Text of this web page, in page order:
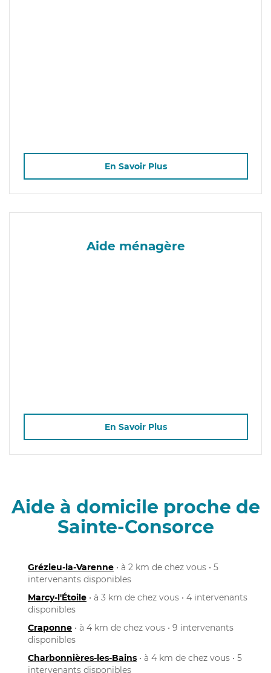
En Savoir Plus
Aide ménagère
En Savoir Plus
Aide à domicile proche de
Sainte-Consorce
Grézieu-la-Varenne • à 2 km de chez vous • 5
intervenants disponibles
Marcy-l'Étoile • à 3 km de chez vous • 4 intervenants
disponibles
Craponne • à 4 km de chez vous • 9 intervenants
disponibles
Charbonnières-les-Bains • à 4 km de chez vous • 5
intervenants disponibles